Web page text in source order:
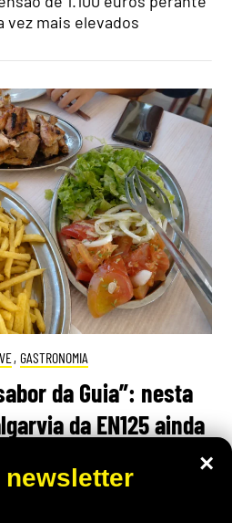
vez mais elevados
, GASTRONOMIA
da Guia”: nesta
da EN125 ainda
frango à Guia”
6,50€
×
newsletter